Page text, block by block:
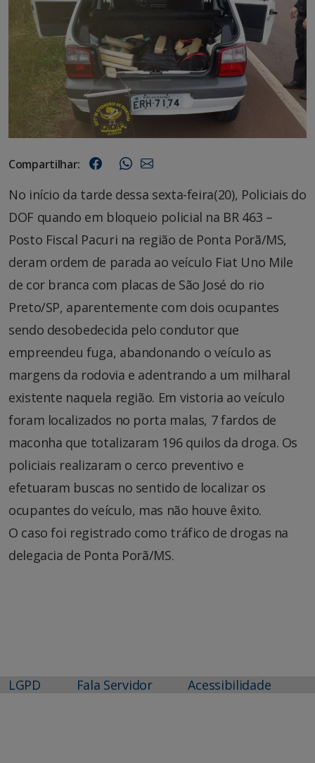
Compartilhar:
No início da tarde dessa sexta-feira(20), Policiais do
DOF quando em bloqueio policial na BR 463 –
Posto Fiscal Pacuri na região de Ponta Porã/MS,
deram ordem de parada ao veículo Fiat Uno Mile
de cor branca com placas de São José do rio
Preto/SP, aparentemente com dois ocupantes
sendo desobedecida pelo condutor que
empreendeu fuga, abandonando o veículo as
margens da rodovia e adentrando a um milharal
existente naquela região. Em vistoria ao veículo
foram localizados no porta malas, 7 fardos de
maconha que totalizaram 196 quilos da droga. Os
policiais realizaram o cerco preventivo e
efetuaram buscas no sentido de localizar os
ocupantes do veículo, mas não houve êxito.
O caso foi registrado como tráfico de drogas na
delegacia de Ponta Porã/MS.
LGPD Fala Servidor Acessibilidade